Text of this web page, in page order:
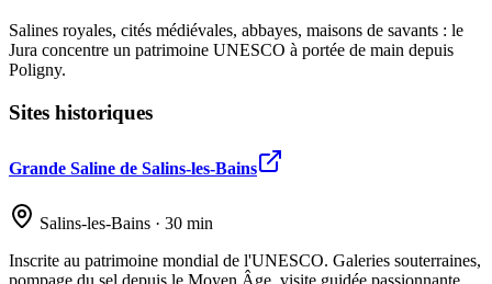
Salines royales, cités médiévales, abbayes, maisons de savants : le
Jura concentre un patrimoine UNESCO à portée de main depuis
Poligny.
Sites historiques
Grande Saline de Salins-les-Bains
Salins-les-Bains · 30 min
Inscrite au patrimoine mondial de l'UNESCO. Galeries souterraines,
pompage du sel depuis le Moyen Âge, visite guidée passionnante.